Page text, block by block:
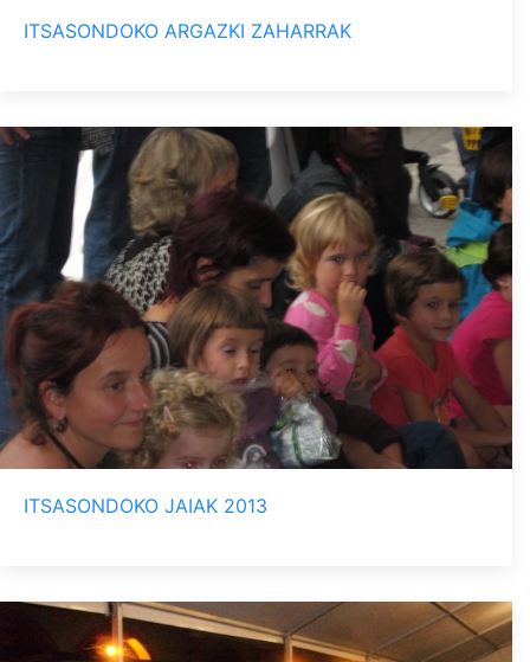
ITSASONDOKO ARGAZKI ZAHARRAK
ITSASONDOKO JAIAK 2013